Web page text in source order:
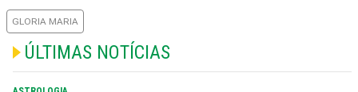
GLORIA MARIA
ÚLTIMAS NOTÍCIAS